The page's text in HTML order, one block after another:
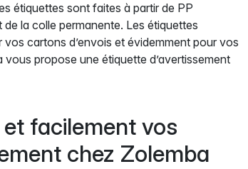
étiquettes sont faites à partir de PP
la colle permanente. Les étiquettes
cartons d’envois et évidemment pour vos
propose une étiquette d’avertissement
facilement vos
chez Zolemba